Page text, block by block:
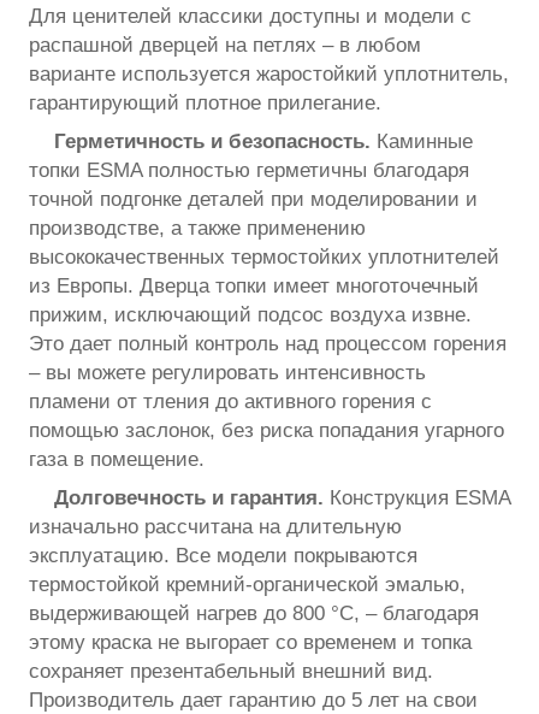
Для ценителей классики доступны и модели с
распашной дверцей на петлях – в любом
варианте используется жаростойкий уплотнитель,
гарантирующий плотное прилегание.
Герметичность и безопасность. Каминные
топки ESMA полностью герметичны благодаря
точной подгонке деталей при моделировании и
производстве, а также применению
высококачественных термостойких уплотнителей
из Европы. Дверца топки имеет многоточечный
прижим, исключающий подсос воздуха извне.
Это дает полный контроль над процессом горения
– вы можете регулировать интенсивность
пламени от тления до активного горения с
помощью заслонок, без риска попадания угарного
газа в помещение.
Долговечность и гарантия. Конструкция ESMA
изначально рассчитана на длительную
эксплуатацию. Все модели покрываются
термостойкой кремний-органической эмалью,
выдерживающей нагрев до 800 °С, – благодаря
этому краска не выгорает со временем и топка
сохраняет презентабельный внешний вид.
Производитель дает гарантию до 5 лет на свои